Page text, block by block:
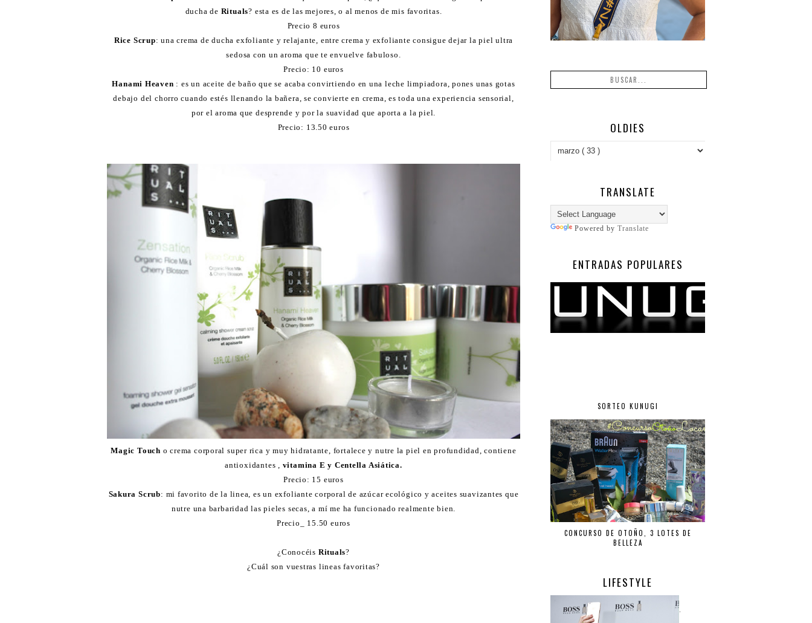
ducha de Rituals? esta es de las mejores, o al menos de mis favoritas.
Precio 8 euros
Rice Scrup: una crema de ducha exfoliante y relajante, entre crema y exfoliante consigue dejar la piel ultra
sedosa con un aroma que te envuelve fabuloso.
Precio: 10 euros
Hanami Heaven : es un aceite de baño que se acaba convirtiendo en una leche limpiadora, pones unas gotas
debajo del chorro cuando estés llenando la bañera, se convierte en crema, es toda una experiencia sensorial,
por el aroma que desprende y por la suavidad que aporta a la piel.
Precio: 13.50 euros
Magic Touch o crema corporal super rica y muy hidratante, fortalece y nutre la piel en profundidad, contiene
antioxidantes , vitamina E y Centella Asiática.
Precio: 15 euros
Sakura Scrub: mi favorito de la linea, es un exfoliante corporal de azúcar ecológico y aceites suavizantes que
nutre una barbaridad las pieles secas, a mí me ha funcionado realmente bien.
Precio_ 15.50 euros
¿Conocéis Rituals?
¿Cuál son vuestras lineas favoritas?
OLDIES
TRANSLATE
Powered by Translate
ENTRADAS POPULARES
SORTEO KUNUGI
CONCURSO DE OTOÑO, 3 LOTES DE
BELLEZA
LIFESTYLE
.